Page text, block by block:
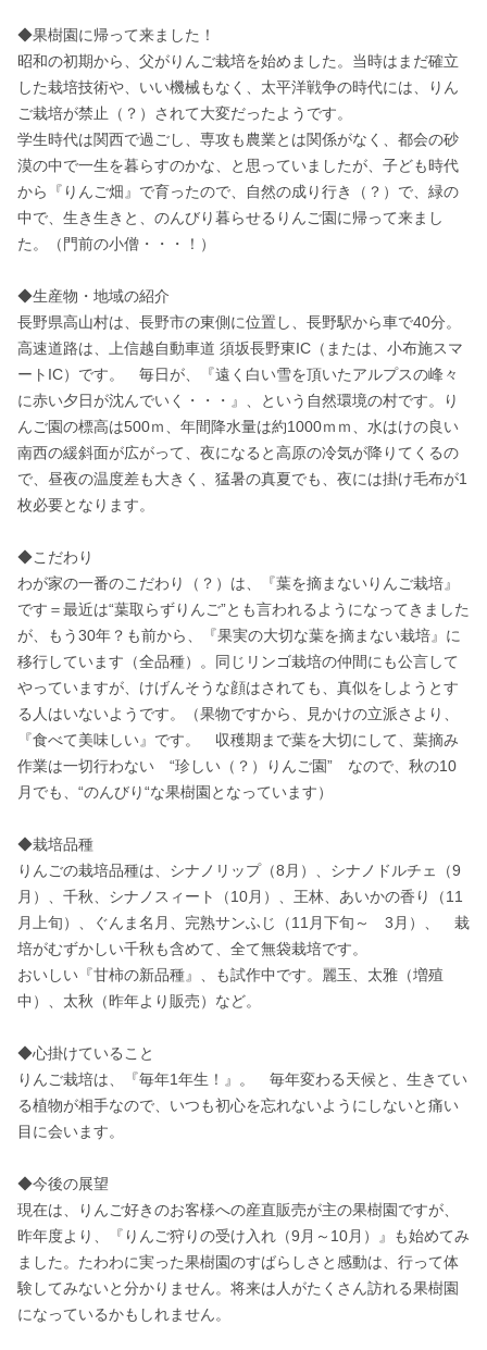
◆果樹園に帰って来ました！
昭和の初期から、父がりんご栽培を始めました。当時はまだ確立
した栽培技術や、いい機械もなく、太平洋戦争の時代には、りん
ご栽培が禁止（？）されて大変だったようです。
学生時代は関西で過ごし、専攻も農業とは関係がなく、都会の砂
漠の中で一生を暮らすのかな、と思っていましたが、子ども時代
から『りんご畑』で育ったので、自然の成り行き（？）で、緑の
中で、生き生きと、のんびり暮らせるりんご園に帰って来まし
た。（門前の小僧・・・！）
◆生産物・地域の紹介
長野県高山村は、長野市の東側に位置し、長野駅から車で40分。
高速道路は、上信越自動車道 須坂長野東IC（または、小布施スマ
ートIC）です。　毎日が、『遠く白い雪を頂いたアルプスの峰々
に赤い夕日が沈んでいく・・・』、という自然環境の村です。り
んご園の標高は500ｍ、年間降水量は約1000ｍｍ、水はけの良い
南西の緩斜面が広がって、夜になると高原の冷気が降りてくるの
で、昼夜の温度差も大きく、猛暑の真夏でも、夜には掛け毛布が1
枚必要となります。
◆こだわり
わが家の一番のこだわり（？）は、『葉を摘まないりんご栽培』
です＝最近は“葉取らずりんご”とも言われるようになってきました
が、もう30年？も前から、『果実の大切な葉を摘まない栽培』に
移行しています（全品種）。同じリンゴ栽培の仲間にも公言して
やっていますが、けげんそうな顔はされても、真似をしようとす
る人はいないようです。（果物ですから、見かけの立派さより、
『食べて美味しい』です。　収穫期まで葉を大切にして、葉摘み
作業は一切行わない　“珍しい（？）りんご園”　なので、秋の10
月でも、“のんびり“な果樹園となっています）
◆栽培品種
りんごの栽培品種は、シナノリップ（8月）、シナノドルチェ（9
月）、千秋、シナノスィート（10月）、王林、あいかの香り（11
月上旬）、ぐんま名月、完熟サンふじ（11月下旬～　3月）、　栽
培がむずかしい千秋も含めて、全て無袋栽培です。
おいしい『甘柿の新品種』、も試作中です。麗玉、太雅（増殖
中）、太秋（昨年より販売）など。
◆心掛けていること
りんご栽培は、『毎年1年生！』。　毎年変わる天候と、生きてい
る植物が相手なので、いつも初心を忘れないようにしないと痛い
目に会います。
◆今後の展望
現在は、りんご好きのお客様への産直販売が主の果樹園ですが、
昨年度より、『りんご狩りの受け入れ（9月～10月）』も始めてみ
ました。たわわに実った果樹園のすばらしさと感動は、行って体
験してみないと分かりません。将来は人がたくさん訪れる果樹園
になっているかもしれません。